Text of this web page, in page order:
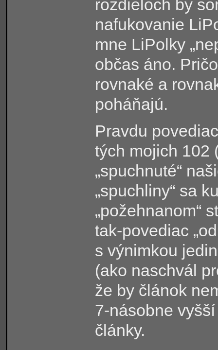
rozdieloch by
nafukovanie
mne LiPolky
občas áno.
rovnaké a
poháňajú.
Pravdu
tých mojich 102
„spuchnuté“
„spuchliny“ sa
„požehnanom“
tak-povediac
s výnimkou
(ako naschvál
že by článok
7-násobne
články.